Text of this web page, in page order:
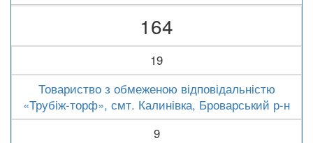
164
19
Товариство з обмеженою відповідальністю
«Трубіж-торф», смт. Калинівка, Броварський р-н
9